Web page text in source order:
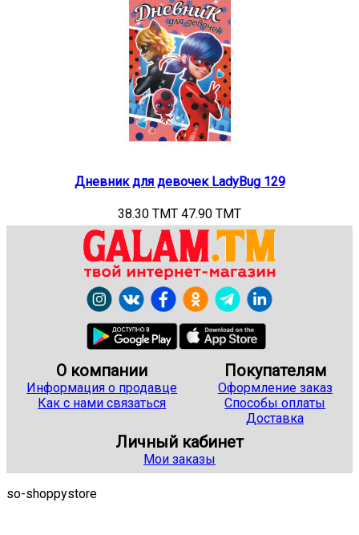
Дневник для девочек LadyBug 129
38.30 TMT 47.90 TMT
О компании
Информация о продавце
Как с нами связаться
Покупателям
Оформление заказ
Способы оплаты
Доставка
Личный кабинет
Мои заказы
so-shoppystore